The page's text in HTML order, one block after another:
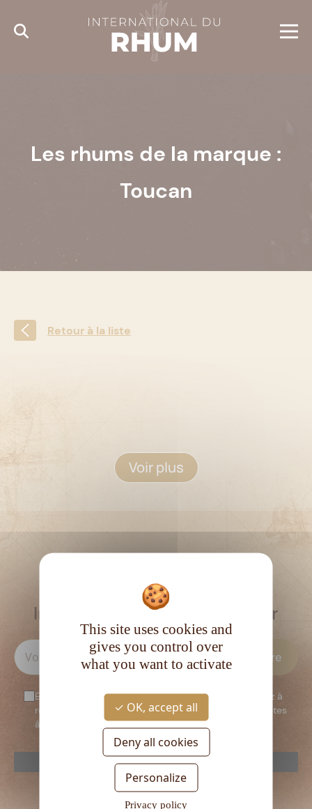
Les rhums de la marque :
Toucan
Retour à la liste
Voir plus
RESTEZ INFORMÉ
Inscrivez-vous à la newsletter
En vous inscrivant à notre newsletter, vous consentez à
recevoir notre newsletter. Vous confirmez que vous êtes
âgé d’au moins 18 ans.
reCAPTCHA is disabled. Allow
Cookies management panel
This site uses cookies and
gives you control over
what you want to activate
OK, accept all
Deny all cookies
Personalize
Privacy policy